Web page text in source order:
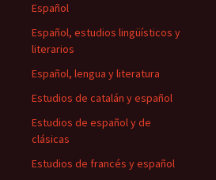
Español
Español, estudios lingüísticos y
literarios
Español, lengua y literatura
Estudios de catalán y español
Estudios de español y de
clásicas
Estudios de francés y español